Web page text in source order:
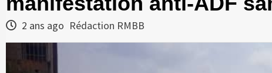
2 ans ago Rédaction RMBB